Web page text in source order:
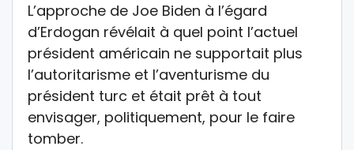
L’approche de Joe Biden à l’égard
d’Erdogan révélait à quel point l’actuel
président américain ne supportait plus
l’autoritarisme et l’aventurisme du
président turc et était prêt à tout
envisager, politiquement, pour le faire
tomber.